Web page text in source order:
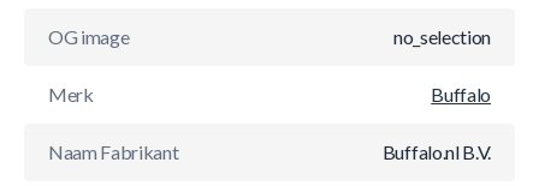
OG image no_selection
Merk Buffalo
Naam Fabrikant Buffalo.nl B.V.